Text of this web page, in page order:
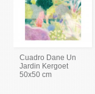
Cuadro Dane Un
Jardin Kergoet
50x50 cm